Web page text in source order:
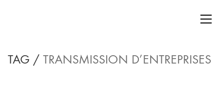
TAG / TRANSMISSION D’ENTREPRISES